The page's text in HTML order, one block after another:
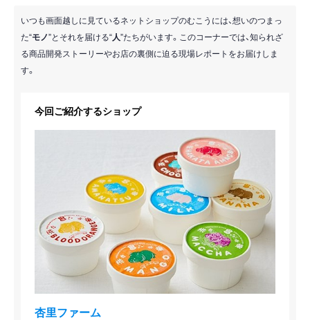
いつも画面越しに見ているネットショップのむこうには、想いのつまっ
た“モノ”とそれを届ける“人”たちがいます。このコーナーでは、知られざ
る商品開発ストーリーやお店の裏側に迫る現場レポートをお届けしま
す。
今回ご紹介するショップ
杏里ファーム